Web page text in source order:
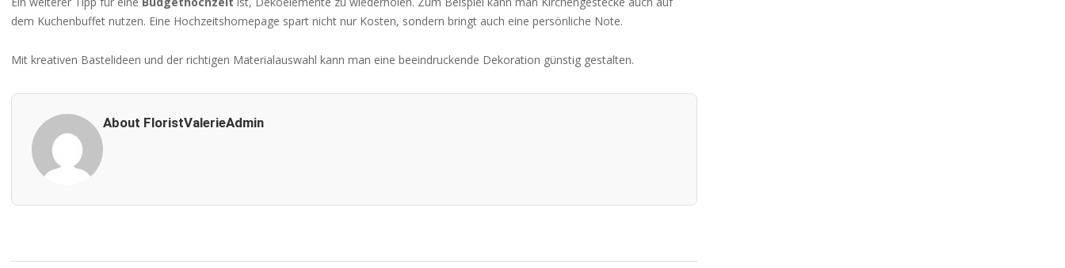
dem Kuchenbuffet nutzen. Eine Hochzeitshomepage spart nicht nur Kosten, sondern bringt auch eine persönliche Note.
Mit kreativen Bastelideen und der richtigen Materialauswahl kann man eine beeindruckende Dekoration günstig gestalten.
About FloristValerieAdmin